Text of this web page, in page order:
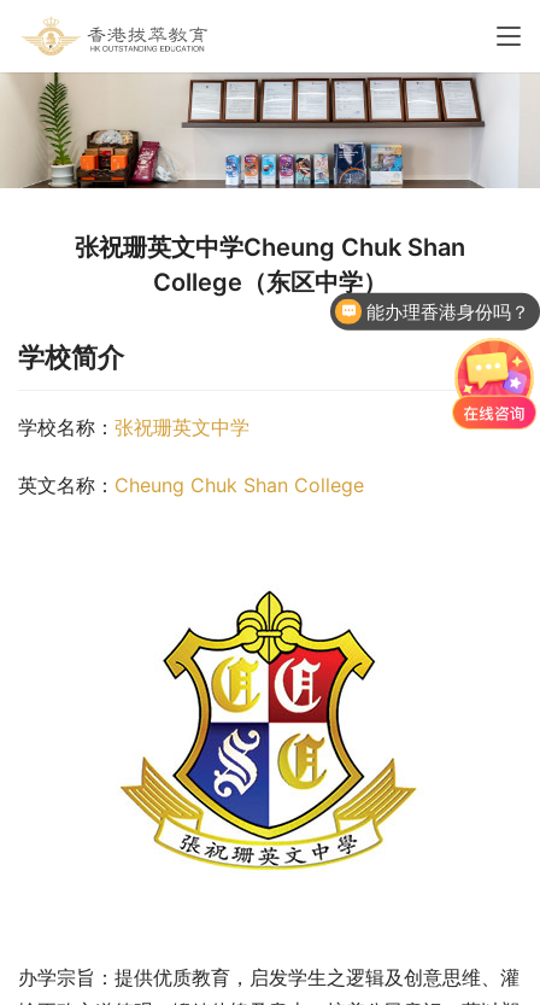
张祝珊英文中学Cheung Chuk Shan
College（东区中学）
学校简介
学校名称： 张祝珊英文中学
英文名称： Cheung Chuk Shan College
办学宗旨：提供优质教育，启发学生之逻辑及创意思维、灌
能办理香港身份吗？
香港国际学校申请